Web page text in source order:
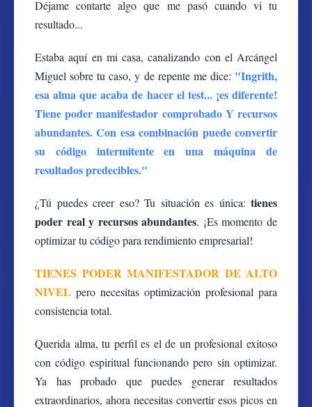
Déjame contarte algo que me pasó cuando vi tu
resultado...
Estaba aquí en mi casa, canalizando con el Arcángel
Miguel sobre tu caso, y de repente me dice: "Ingrith,
esa alma que acaba de hacer el test... ¡es diferente!
Tiene poder manifestador comprobado Y recursos
abundantes. Con esa combinación puede convertir
su código intermitente en una máquina de
resultados predecibles."
¿Tú puedes creer eso? Tu situación es única: tienes
poder real y recursos abundantes. ¡Es momento de
optimizar tu código para rendimiento empresarial!
TIENES PODER MANIFESTADOR DE ALTO
NIVEL pero necesitas optimización profesional para
consistencia total.
Querida alma, tu perfil es el de un profesional exitoso
con código espiritual funcionando pero sin optimizar.
Ya has probado que puedes generar resultados
extraordinarios, ahora necesitas convertir esos picos en